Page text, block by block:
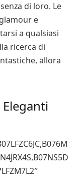
di loro. Le
e
a qualsiasi
ricerca di
allora
Eleganti